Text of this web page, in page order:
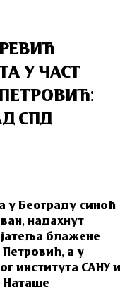
У ЧАСТ
СПД
у Београду синоћ
надахнут
блажене
а у
института САНУ и
Наташе